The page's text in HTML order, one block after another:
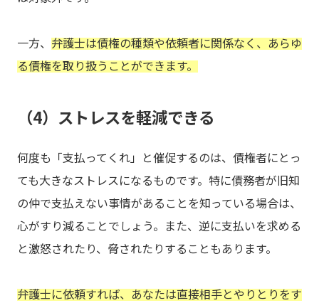
一方、 弁護士は債権の種類や依頼者に関係なく、あらゆ
る債権を取り扱うことができます。
（4）ストレスを軽減できる
何度も「支払ってくれ」と催促するのは、債権者にとっ
ても大きなストレスになるものです。特に債務者が旧知
の仲で支払えない事情があることを知っている場合は、
心がすり減ることでしょう。また、逆に支払いを求める
と激怒されたり、脅されたりすることもあります。
弁護士に依頼すれば、あなたは直接相手とやりとりをす